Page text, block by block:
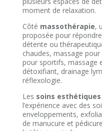
moment de relaxation.
Côté massothérapie,
proposée pour
détente ou
chaudes, massage
pour sportifs, massage
détoxifiant, drainage
réflexologie.
Les soins
l’expérience avec des
enveloppements,
de manucure et